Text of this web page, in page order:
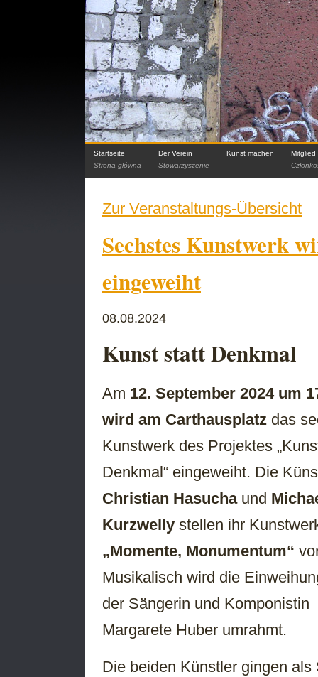
Startseite
Strona główna
Der Verein
Stowarzyszenie
Kunst machen
Mitglied
Zur Veranstaltungs-Übersicht
Sechstes Kunstwerk
eingeweiht
08.08.2024
Kunst statt Denkmal
Am 12. September 2024 um
wird am Carthausplatz das
Kunstwerk des Projektes
Denkmal“ eingeweiht. Die
Christian Hasuchaund
Kurzwelly stellen ihr
„Momente, Monumentum“
Musikalisch wird die
der Sängerin und Komponistin
Margarete Huber umrahmt.
Die beiden Künstler gingen als